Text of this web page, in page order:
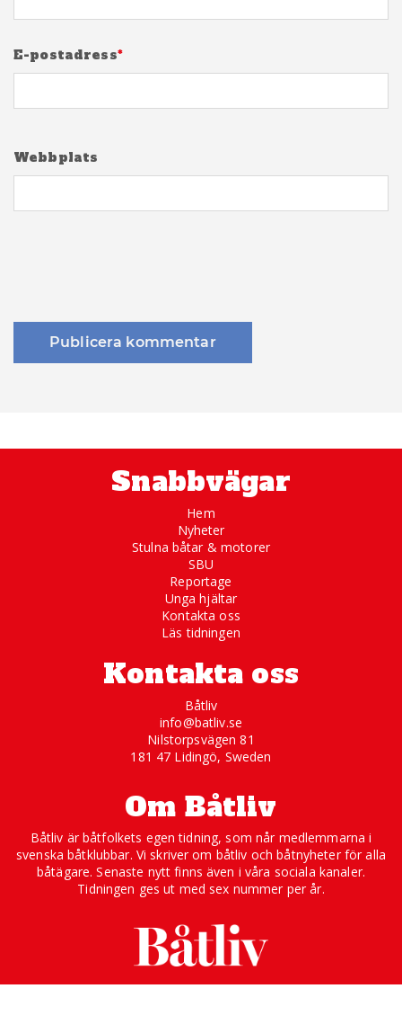
E-postadress*
Webbplats
Snabbvägar
Hem
Nyheter
Stulna båtar & motorer
SBU
Reportage
Unga hjältar
Kontakta oss
Läs tidningen
Kontakta oss
Båtliv
info@batliv.se
Nilstorpsvägen 81
181 47 Lidingö, Sweden
Om Båtliv
Båtliv är båtfolkets egen tidning, som når medlemmarna i
svenska båtklubbar. Vi skriver om båtliv och båtnyheter för alla
båtägare. Senaste nytt finns även i våra sociala kanaler.
Tidningen ges ut med sex nummer per år.